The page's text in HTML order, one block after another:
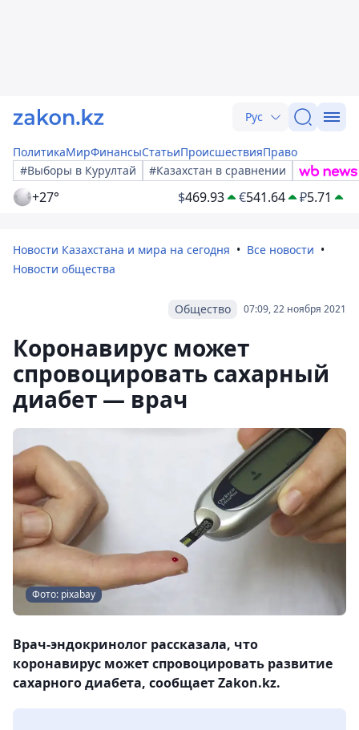
Рус
ПолитикаМирФинансыСтатьиПроисшествияПраво
#Выборы в Курултай
#Казахстан в сравнении
+27° $469.93 €541.64 ₽5.71
Новости Казахстана и мира на сегодня
Все новости
Новости общества
07:09, 22 ноября 2021
Общество
Коронавирус может
спровоцировать сахарный
диабет — врач
Фото: pixabay
Врач-эндокринолог рассказала, что
коронавирус может спровоцировать развитие
сахарного диабета, сообщает Zakon.kz.